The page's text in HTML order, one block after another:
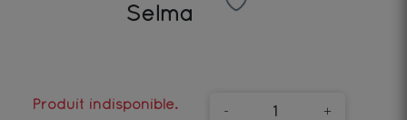
Selma
Produit indisponible. - +